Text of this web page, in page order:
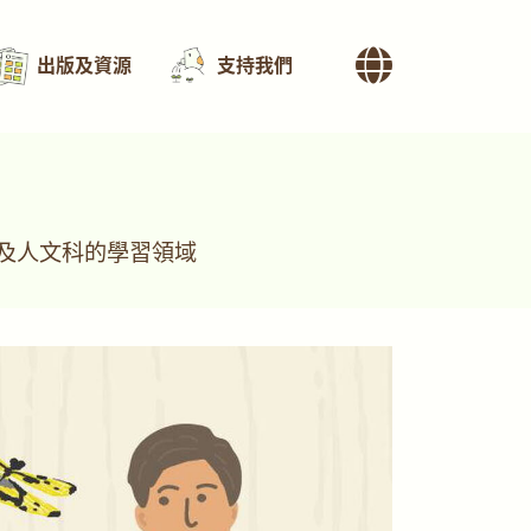
出版及資源 支持我們
人文科的學習領域